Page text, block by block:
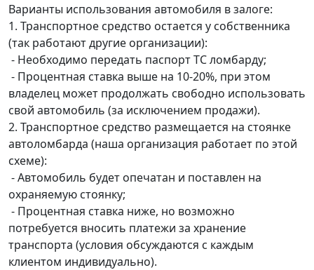
Варианты использования автомобиля в залоге:
1. Транспортное средство остается у собственника
(так работают другие организации):
- Необходимо передать паспорт ТС ломбарду;
- Процентная ставка выше на 10-20%, при этом
владелец может продолжать свободно использовать
свой автомобиль (за исключением продажи).
2. Транспортное средство размещается на стоянке
автоломбарда (наша организация работает по этой
схеме):
- Автомобиль будет опечатан и поставлен на
охраняемую стоянку;
- Процентная ставка ниже, но возможно
потребуется вносить платежи за хранение
транспорта (условия обсуждаются с каждым
клиентом индивидуально).